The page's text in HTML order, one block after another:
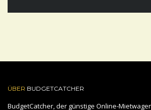
ÜBER BUDGETCATCHER
BudgetCatcher, der günstige Online-